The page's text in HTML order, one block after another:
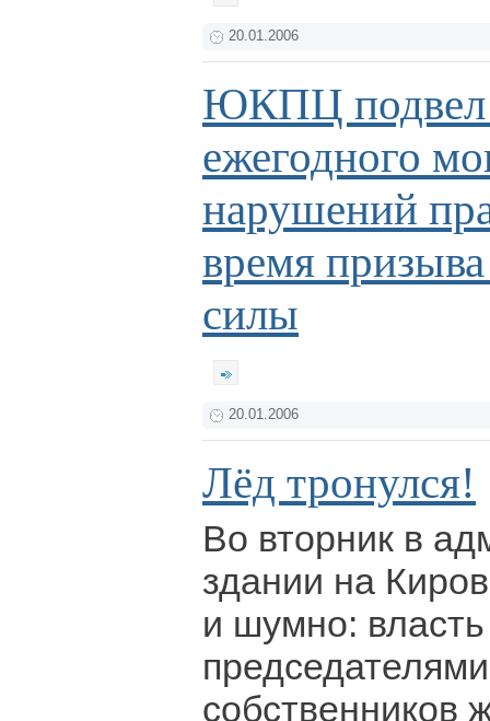
20.01.2006
ЮКПЦ подвел
ежегодного
нарушений
время
силы
20.01.2006
Лёд тронулся!
Во вторник в
здании на
и шумно:
собственников